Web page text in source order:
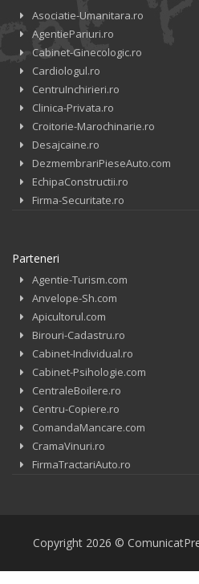
Asociatie-Umanitara.ro
AgentiePariuri.ro
Cabinet-Ginecologic.ro
Cardiologul.ro
CentruInchirieri.ro
Clinica-Privata.ro
Croitorie-Marochinarie.ro
Desajcaine.ro
DezmembrariPieseAuto.com
EchipaConstructii.ro
Firma-Securitate.ro
Parteneri
Agentie-Turism.com
Anvelope-Sh.com
Apicultorul.com
Birouri-Cadastru.ro
Cabinet-Individual.ro
Cabinet-Psihologie.com
CentraleBoilere.ro
Centru-Copiere.ro
ComandaMancare.com
CramaVinuri.ro
FirmaTractariAuto.ro
Copyright 2026 ©